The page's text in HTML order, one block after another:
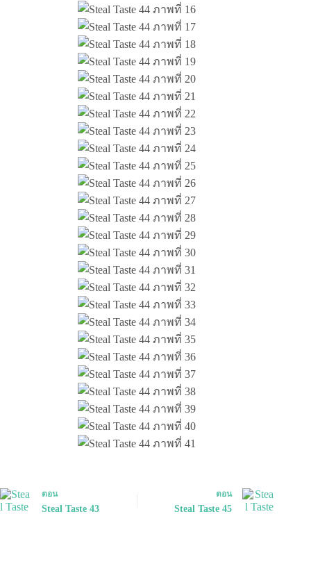
ตอน
Steal Taste 43
ตอน
Steal Taste 45